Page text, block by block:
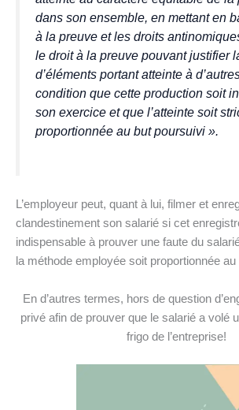
dans son ensemble, en mettant en
à la preuve et les droits
le droit à la preuve pouvant justifier
d’éléments portant atteinte à
condition que cette production soit
son exercice et que l’atteinte soit
proportionnée au but poursuivi ».
L’employeur peut, quant à lui, filmer et
clandestinement son salarié si cet
indispensable à prouver une faute du
la méthode employée soit proportionnée
En d’autres termes, hors de question
privé afin de prouver que le salarié a volé
frigo de l’entreprise!